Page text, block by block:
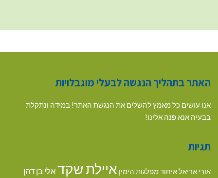
האתר בתהליך הנגשה לבעלי מוגבלויות
אנו עושים כל מאמץ להשלים את הנגשת האתר! במידה ונתקלת
בבעיה אנא פנה אלינו!
תגיות
אורי אריאלאיחוד מפלגות הימין איילת שקדאלי בן דהן